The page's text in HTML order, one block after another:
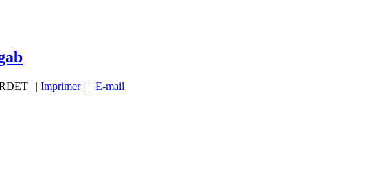
| | Imprimer | | E-mail